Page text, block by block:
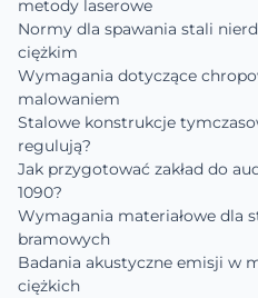
metody laserowe
Normy dla spawania stali
ciężkim
Wymagania dotyczące
malowaniem
Stalowe konstrukcje
regulują?
Jak przygotować zakład do
1090?
Wymagania materiałowe dla
bramowych
Badania akustyczne emisji w
ciężkich